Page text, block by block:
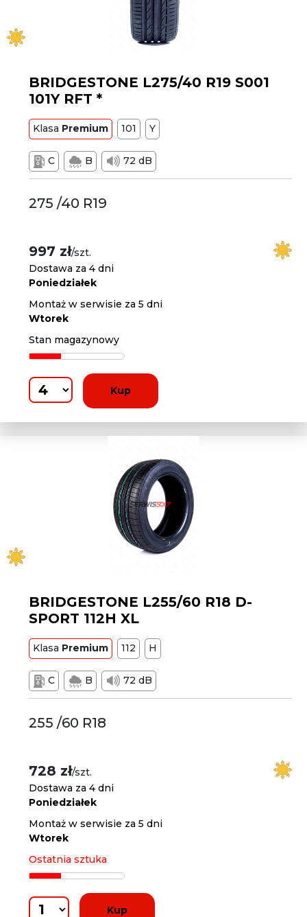
BRIDGESTONE L275/40 R19 S001
101Y RFT *
Klasa Premium 101 Y
C B 72 dB
275 /40 R19
997 zł/szt.
Dostawa za 4 dni
Poniedziałek
Montaż w serwisie za 5 dni
Wtorek
Stan magazynowy
Kup
BRIDGESTONE L255/60 R18 D-
SPORT 112H XL
Klasa Premium 112 H
C B 72 dB
255 /60 R18
728 zł/szt.
Dostawa za 4 dni
Poniedziałek
Montaż w serwisie za 5 dni
Wtorek
Ostatnia sztuka
Kup